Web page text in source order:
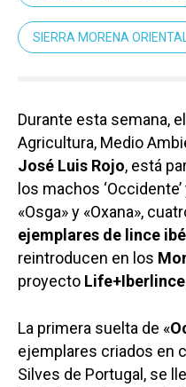
SIERRA MORENA ORIENTAL
Durante esta semana,
Agricultura, Medio
José Luis Rojo, está
los machos
«Osga» y «Oxana»,
ejemplares de lince
reintroducen en los
proyecto Life+Iberlince
La primera suelta de «
ejemplares criados en
Silves de Portugal, se